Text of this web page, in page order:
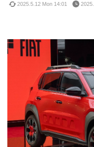
2025.5.12 Mon 14:01